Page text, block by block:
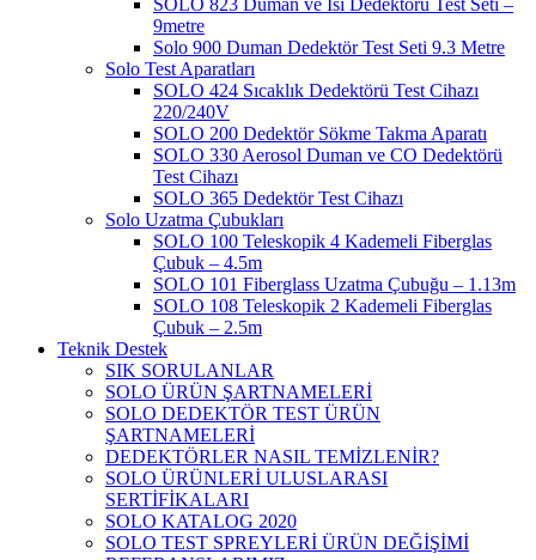
9metre
Solo 900 Duman Dedektör Test Seti 9.3 Metre
Solo Test Aparatları
SOLO 424 Sıcaklık Dedektörü Test Cihazı
220/240V
SOLO 200 Dedektör Sökme Takma Aparatı
SOLO 330 Aerosol Duman ve CO Dedektörü
Test Cihazı
SOLO 365 Dedektör Test Cihazı
Solo Uzatma Çubukları
SOLO 100 Teleskopik 4 Kademeli Fiberglas
Çubuk – 4.5m
SOLO 101 Fiberglass Uzatma Çubuğu – 1.13m
SOLO 108 Teleskopik 2 Kademeli Fiberglas
Çubuk – 2.5m
Teknik Destek
SIK SORULANLAR
SOLO ÜRÜN ŞARTNAMELERİ
SOLO DEDEKTÖR TEST ÜRÜN
ŞARTNAMELERİ
DEDEKTÖRLER NASIL TEMİZLENİR?
SOLO ÜRÜNLERİ ULUSLARASI
SERTİFİKALARI
SOLO KATALOG 2020
SOLO TEST SPREYLERİ ÜRÜN DEĞİŞİMİ